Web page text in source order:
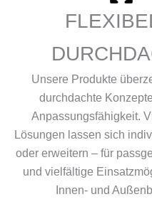
Unsere Produkte
durchdachte
Anpassungsfähigkeit.
Lösungen lassen sich
oder erweitern – für
und vielfältige
Innen- und